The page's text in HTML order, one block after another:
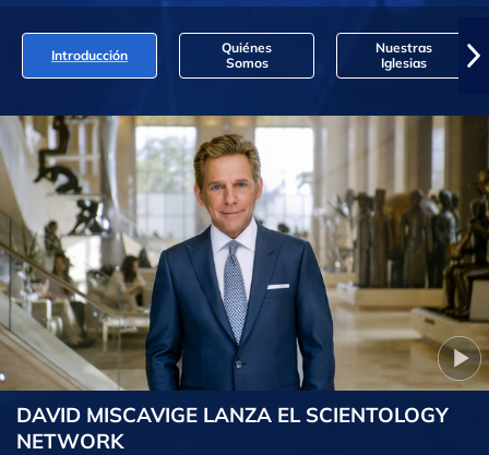
Introducción
Quiénes
Somos
Nuestras
Iglesias
DAVID MISCAVIGE LANZA EL SCIENTOLOGY
NETWORK